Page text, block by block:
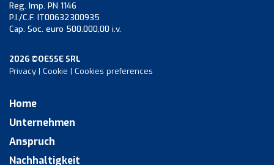
Reg. Imp. PN 1146
P.I./C.F. IT00632300935
Cap. Soc. euro 500.000,00 i.v.
2026 ©OESSE SRL
Privacy | Cookie | Cookies preferences
Home
Unternehmen
Anspruch
Nachhaltigkeit